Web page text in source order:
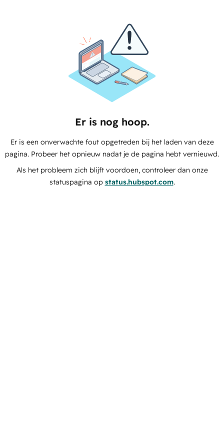
Er is nog hoop.
Er is een onverwachte fout opgetreden bij het laden van deze
pagina. Probeer het opnieuw nadat je de pagina hebt vernieuwd.
Als het probleem zich blijft voordoen, controleer dan onze
statuspagina op status.hubspot.com.